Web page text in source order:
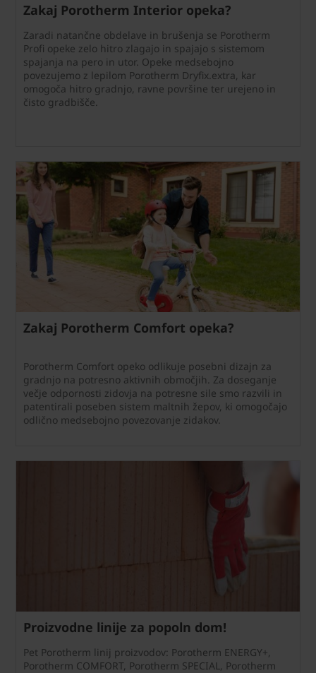
Zakaj Porotherm Interior opeka?
Zaradi natančne obdelave in brušenja se Porotherm
Profi opeke zelo hitro zlagajo in spajajo s sistemom
spajanja na pero in utor. Opeke medsebojno
povezujemo z lepilom Porotherm Dryfix.extra, kar
omogoča hitro gradnjo, ravne površine ter urejeno in
čisto gradbišče.
Zakaj Porotherm Comfort opeka?
Porotherm Comfort opeko odlikuje posebni dizajn za
gradnjo na potresno aktivnih območjih. Za doseganje
večje odpornosti zidovja na potresne sile smo razvili in
patentirali poseben sistem maltnih žepov, ki omogočajo
odlično medsebojno povezovanje zidakov.
Proizvodne linije za popoln dom!
Pet Porotherm linij proizvodov: Porotherm ENERGY+,
Porotherm COMFORT, Porotherm SPECIAL, Porotherm